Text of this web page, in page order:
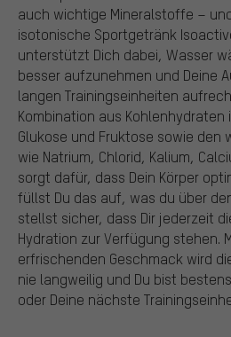
auch wichtige Mineralstoffe –
isotonische Sportgetränk
unterstützt Dich dabei, Wasser
besser aufzunehmen und Deine
langen Trainingseinheiten
Kombination aus
Glukose und Fruktose sowie
wie Natrium, Chlorid, Kalium,
sorgt dafür, dass Dein Körper
füllst Du das auf, was du über
stellst sicher, dass Dir jederzeit
Hydration zur Verfügung stehen.
erfrischenden Geschmack wird
nie langweilig und Du bist
oder Deine nächste